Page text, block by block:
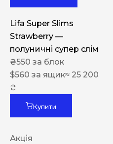
Lifa Super Slims
Strawberry —
полуничні супер слім
₴550 за блок
$560 за ящик≈ 25 200
₴
Купити
Акція